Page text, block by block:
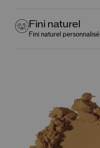
Fini naturel
Fini naturel personnalisé